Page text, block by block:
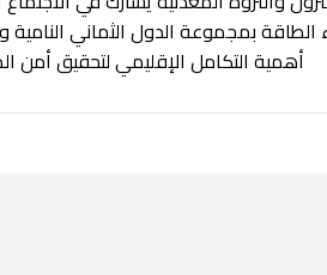
الطاقة بمجموعة الدول الثماني النامية
أهمية التكامل الإقليمي لتحقيق أمن